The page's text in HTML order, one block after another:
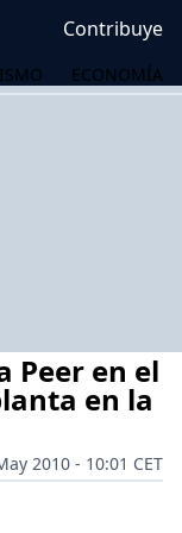
Contribuye
ECONOMÍA
Peer en el
en la
2010 - 10:01 CET